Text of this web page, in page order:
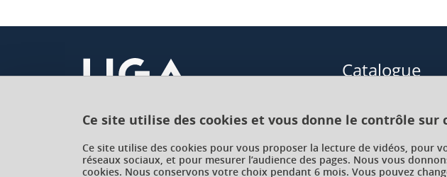
Ce site utilise des cookies et vous donne le contrôle sur
Ce site utilise des cookies pour vous proposer la lecture de vidéos, pour
réseaux sociaux, et pour mesurer l’audience des pages. Nous vous
cookies. Nous conservons votre choix pendant 6 mois. Vous pouvez
Université Grenoble Alpes
621 avenue Centrale
Catalogue
Formations courtes